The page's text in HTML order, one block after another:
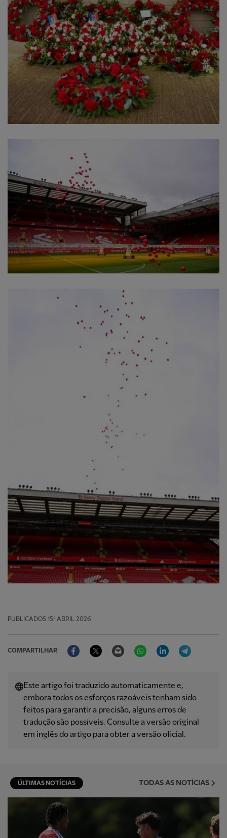
PUBLICADOS 15º ABRIL 2026
COMPARTILHAR
FacebookTwitter Email WhatsAppLinkedIn
Este artigo foi traduzido automaticamente e,
embora todos os esforços razoáveis ​​tenham sido
feitos para garantir a precisão, alguns erros de
tradução são possíveis. Consulte a versão original
em inglês do artigo para obter a versão oficial.
ÚLTIMAS NOTÍCIAS TODAS AS NOTÍCIAS